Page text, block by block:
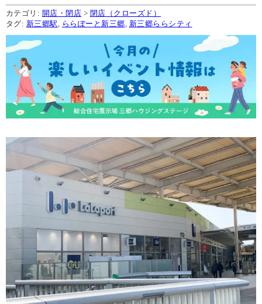
カテゴリ: 開店・閉店 > 閉店（クローズド）
タグ: 新三郷駅, ららぽーと新三郷, 新三郷ららシティ